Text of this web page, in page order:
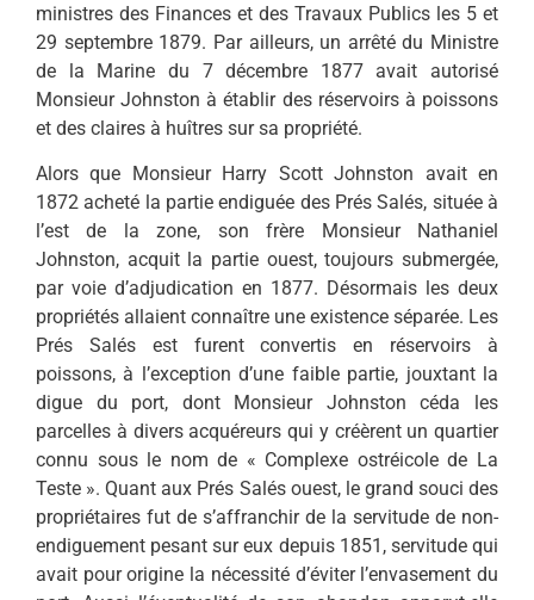
ministres des Finances et des Travaux Publics les 5 et
29 septembre 1879. Par ailleurs, un arrêté du Ministre
de la Marine du 7 décembre 1877 avait autorisé
Monsieur Johnston à établir des réservoirs à poissons
et des claires à huîtres sur sa propriété.
Alors que Monsieur Harry Scott Johnston avait en
1872 acheté la partie endiguée des Prés Salés, située à
l’est de la zone, son frère Monsieur Nathaniel
Johnston, acquit la partie ouest, toujours submergée,
par voie d’adjudication en 1877. Désormais les deux
propriétés allaient connaître une existence séparée. Les
Prés Salés est furent convertis en réservoirs à
poissons, à l’exception d’une faible partie, jouxtant la
digue du port, dont Monsieur Johnston céda les
parcelles à divers acquéreurs qui y créèrent un quartier
connu sous le nom de « Complexe ostréicole de La
Teste ». Quant aux Prés Salés ouest, le grand souci des
propriétaires fut de s’affranchir de la servitude de non-
endiguement pesant sur eux depuis 1851, servitude qui
avait pour origine la nécessité d’éviter l’envasement du